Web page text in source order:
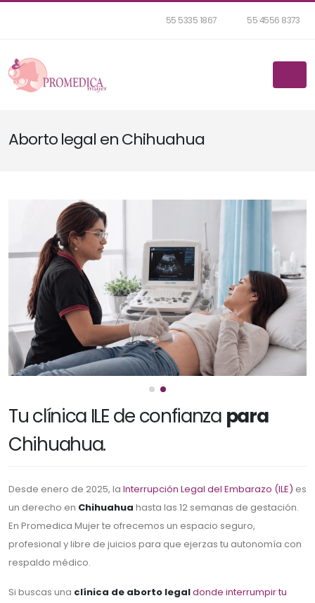
55 5335 1867 55 4556 8373
Aborto legal en Chihuahua
Tu clínica ILE de confianza para
Chihuahua.
Desde enero de 2025, la Interrupción Legal del Embarazo (ILE) es
un derecho en Chihuahua hasta las 12 semanas de gestación.
En Promedica Mujer te ofrecemos un espacio seguro,
profesional y libre de juicios para que ejerzas tu autonomía con
respaldo médico.
Si buscas una clínica de aborto legaldonde interrumpir tu